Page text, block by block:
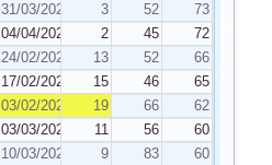
31/03/2023 3 52
73
04/04/2023 2 45
72
24/02/2023 13 52
66
17/02/2023 15 46
65
03/02/2023 19 66
62
03/03/2023 11 56
60
10/03/2023 9 83
60